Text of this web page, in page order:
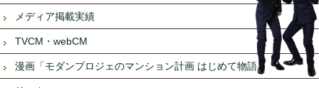
メディア掲載実績
TVCM・webCM
漫画「モダンプロジェのマンション計画 はじめて物語」